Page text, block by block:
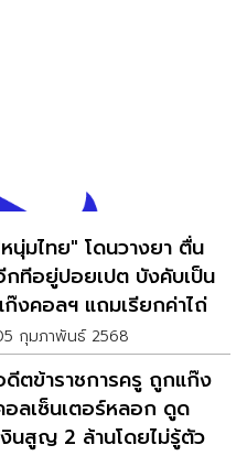
นุ่มไทย" โดนวางยา ตื่น
กทีอยู่ปอยเปต บังคับเป็น
ก๊งคอลฯ แถมเรียกค่าไถ่
กุมภาพันธ์ 2568
ดีตข้าราชการครู ถูกแก๊ง
อลเซ็นเตอร์หลอก ดูด
งินสูญ 2 ล้านโดยไม่รู้ตัว